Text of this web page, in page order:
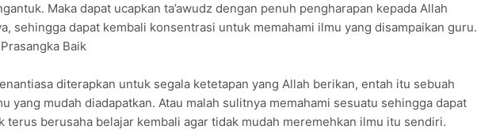
Maka dapat ucapkan ta’awudz dengan penuh pengharapan kepada Allah
sehingga dapat kembali konsentrasi untuk memahami ilmu yang disampaikan guru.
Baik
diterapkan untuk segala ketetapan yang Allah berikan, entah itu sebuah
yang mudah diadapatkan. Atau malah sulitnya memahami sesuatu sehingga dapat
terus berusaha belajar kembali agar tidak mudah meremehkan ilmu itu sendiri.